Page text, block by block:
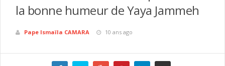
la bonne humeur de Yaya Jammeh
Pape Ismaïla CAMARA 10 ans ago